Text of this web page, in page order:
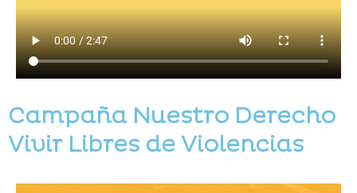
Campaña Nuestro Derecho
Vivir Libres de Violencias